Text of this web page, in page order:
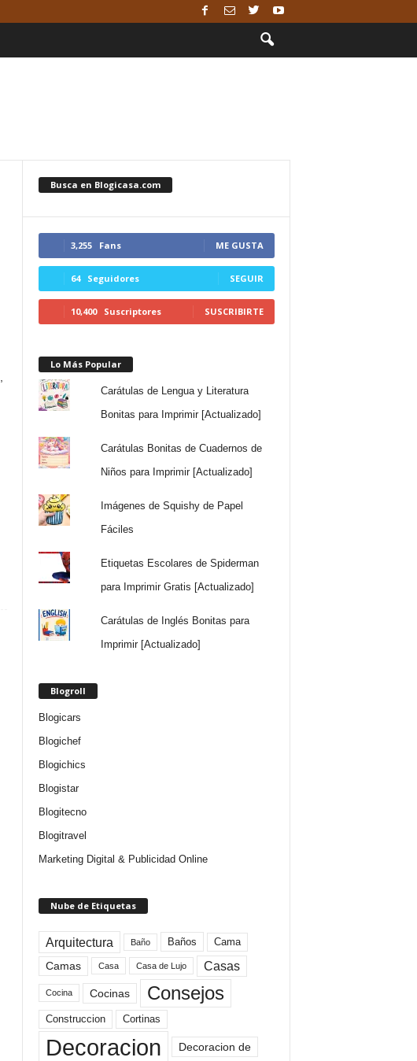
Busca en Blogicasa.com
3,255 Fans ME GUSTA
64 Seguidores SEGUIR
10,400 Suscriptores SUSCRIBIRTE
Lo Más Popular
Carátulas de Lengua y Literatura
Bonitas para Imprimir [Actualizado]
Carátulas Bonitas de Cuadernos de
Niños para Imprimir [Actualizado]
Imágenes de Squishy de Papel
Fáciles
Etiquetas Escolares de Spiderman
para Imprimir Gratis [Actualizado]
Carátulas de Inglés Bonitas para
Imprimir [Actualizado]
Blogroll
Blogicars
Blogichef
Blogichics
Blogistar
Blogitecno
Blogitravel
Marketing Digital & Publicidad Online
Nube de Etiquetas
Arquitectura Baño Baños Cama
Camas Casa Casa de Lujo Casas
Cocina Cocinas Consejos
Construccion Cortinas
Decoracion Decoracion de